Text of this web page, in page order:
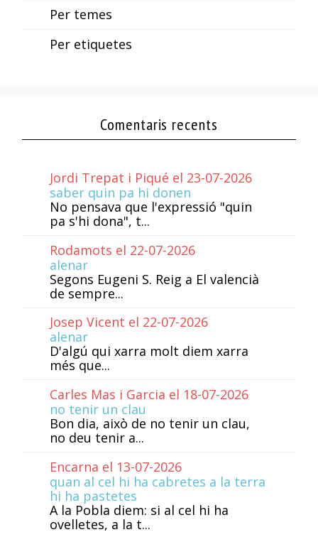
Per temes
Per etiquetes
Comentaris recents
Jordi Trepat i Piqué el 23-07-2026
saber quin pa hi donen
No pensava que l'expressió "quin
pa s'hi dona", t...
Rodamots el 22-07-2026
alenar
Segons Eugeni S. Reig a El valencià
de sempre...
Josep Vicent el 22-07-2026
alenar
D'algú qui xarra molt diem xarra
més que...
Carles Mas i Garcia el 18-07-2026
no tenir un clau
Bon dia, això de no tenir un clau,
no deu tenir a...
Encarna el 13-07-2026
quan al cel hi ha cabretes a la terra
hi ha pastetes
A la Pobla diem: si al cel hi ha
ovelletes, a la t...